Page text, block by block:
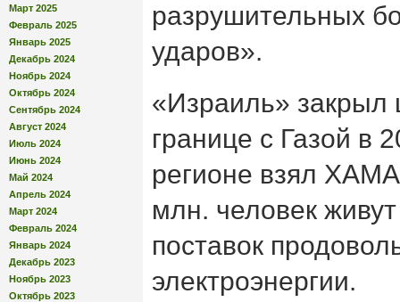
Март 2025
Февраль 2025
Январь 2025
Декабрь 2024
Ноябрь 2024
Октябрь 2024
Сентябрь 2024
Август 2024
Июль 2024
Июнь 2024
Май 2024
Апрель 2024
Март 2024
Февраль 2024
Январь 2024
Декабрь 2023
Ноябрь 2023
Октябрь 2023
разрушительных
ударов».
«Израиль»
границе с Газой в
регионе взял
млн. человек
поставок
электроэнергии.